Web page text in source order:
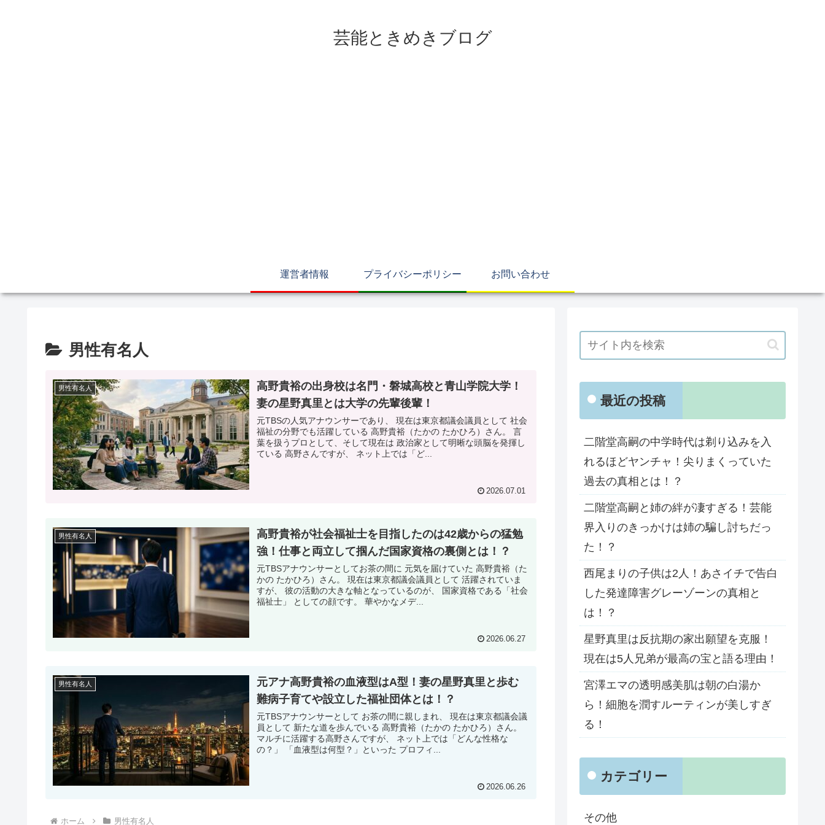
芸能ときめきブログ
運営者情報 プライバシーポリシー お問い合わせ
男性有名人
男性有名人
高野貴裕の出身校は名門・磐城高校と青山学院大学！
妻の星野真里とは大学の先輩後輩！
元TBSの人気アナウンサーであり、 現在は東京都議会議員として 社会
福祉の分野でも活躍している 高野貴裕（たかの たかひろ）さん。 言
葉を扱うプロとして、そして現在は 政治家として明晰な頭脳を発揮し
ている 高野さんですが、 ネット上では「ど...
2026.07.01
男性有名人
高野貴裕が社会福祉士を目指したのは42歳からの猛勉
強！仕事と両立して掴んだ国家資格の裏側とは！？
元TBSアナウンサーとしてお茶の間に 元気を届けていた 高野貴裕（た
かの たかひろ）さん。 現在は東京都議会議員として 活躍されていま
すが、 彼の活動の大きな軸となっているのが、 国家資格である「社会
福祉士」 としての顔です。 華やかなメデ...
2026.06.27
男性有名人
元アナ高野貴裕の血液型はA型！妻の星野真里と歩む
難病子育てや設立した福祉団体とは！？
元TBSアナウンサーとして お茶の間に親しまれ、 現在は東京都議会議
員として 新たな道を歩んでいる 高野貴裕（たかの たかひろ）さん。
マルチに活躍する高野さんですが、 ネット上では「どんな性格な
の？」 「血液型は何型？」といった プロフィ...
2026.06.26
ホーム 男性有名人
最近の投稿
二階堂高嗣の中学時代は剃り込みを入
れるほどヤンチャ！尖りまくっていた
過去の真相とは！？
二階堂高嗣と姉の絆が凄すぎる！芸能
界入りのきっかけは姉の騙し討ちだっ
た！？
西尾まりの子供は2人！あさイチで告白
した発達障害グレーゾーンの真相と
は！？
星野真里は反抗期の家出願望を克服！
現在は5人兄弟が最高の宝と語る理由！
宮澤エマの透明感美肌は朝の白湯か
ら！細胞を潤すルーティンが美しすぎ
る！
カテゴリー
その他